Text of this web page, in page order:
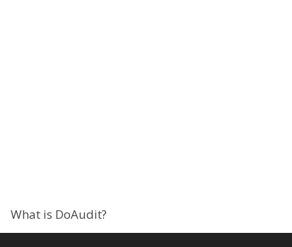
What is DoAudit?